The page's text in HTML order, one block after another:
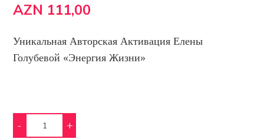
AZN 111,00
Уникальная Авторская Активация Елены
Голубевой «Энергия Жизни»
- +